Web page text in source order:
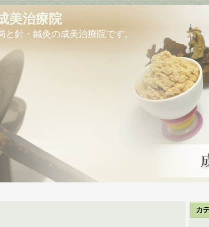
美治療院
針・鍼灸の成美治療院です。
カ